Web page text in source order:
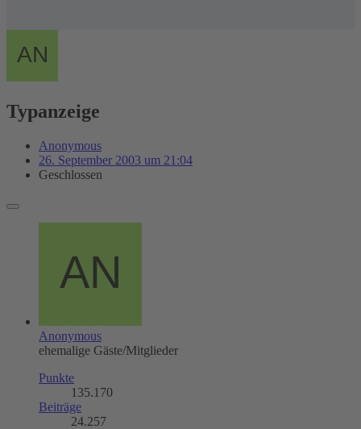
Typanzeige
Anonymous
26. September 2003 um 21:04
Geschlossen
Anonymous
ehemalige Gäste/Mitglieder
Punkte
135.170
Beiträge
24.257